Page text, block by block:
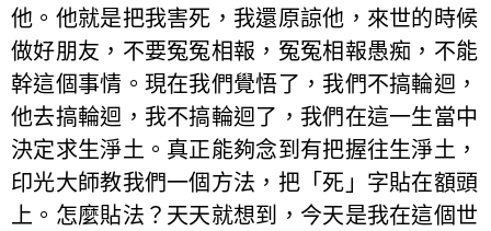
他。他就是把我害死，我還原諒他，來世的時候
做好朋友，不要冤冤相報，冤冤相報愚痴，不能
幹這個事情。現在我們覺悟了，我們不搞輪迴，
他去搞輪迴，我不搞輪迴了，我們在這一生當中
決定求生淨土。真正能夠念到有把握往生淨土，
印光大師教我們一個方法，把「死」字貼在額頭
上。怎麼貼法？天天就想到，今天是我在這個世